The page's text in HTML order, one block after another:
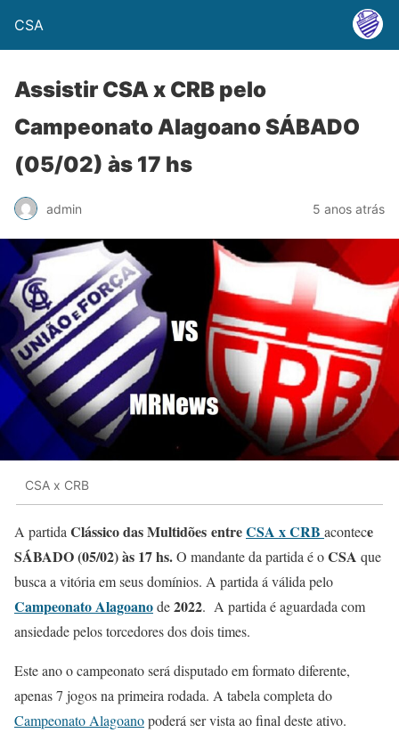
CSA
Assistir CSA x CRB pelo
Campeonato Alagoano SÁBADO
(05/02) às 17 hs
admin 5 anos atrás
CSA x CRB
A partida Clássico das Multidões entreCSA x CRB acontece
SÁBADO (05/02) às 17 hs.O mandante da partida é oCSA que
busca a vitória em seus domínios. A partida á válida pelo
Campeonato Alagoanode2022. A partida é aguardada com
ansiedade pelos torcedores dos dois times.
Este ano o campeonato será disputado em formato diferente,
apenas 7 jogos na primeira rodada. A tabela completa do
Campeonato Alagoanopoderá ser vista ao final deste ativo.